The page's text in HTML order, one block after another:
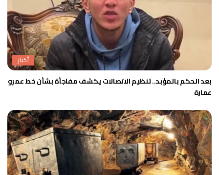
أخبار
بعد الحكم بالمؤبد.. تنظيم الاتصالات يكشف مفاجأة بشأن خط عمرو
عمارة